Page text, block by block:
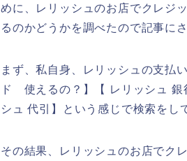
めに、レリッシュのお店でクレジ
るのかどうかを調べたので記事に
まず、私自身、レリッシュの支払
ド 使えるの？】【 レリッシュ 銀
シュ 代引】という感じで検索をし
その結果、レリッシュのお店でク